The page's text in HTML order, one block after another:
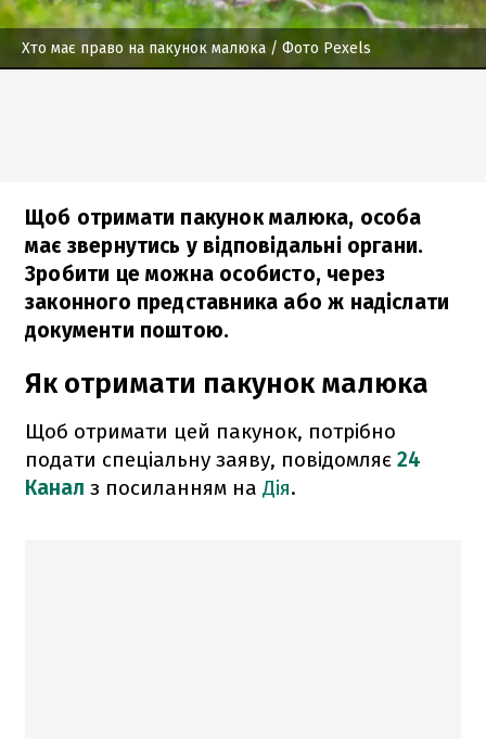
Хто має право на пакунок малюка / Фото Pexels
Щоб отримати пакунок малюка, особа
має звернутись у відповідальні органи.
Зробити це можна особисто, через
законного представника або ж надіслати
документи поштою.
Як отримати пакунок малюка
Щоб отримати цей пакунок, потрібно
подати спеціальну заяву, повідомляє 24
Канал з посиланням на Дія.